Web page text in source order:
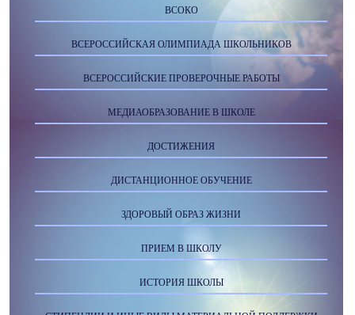
ВСОКО
ВСЕРОССИЙСКАЯ ОЛИМПИАДА ШКОЛЬНИКОВ
ВСЕРОССИЙСКИЕ ПРОВЕРОЧНЫЕ РАБОТЫ
МЕДИАОБРАЗОВАНИЕ В ШКОЛЕ
ДОСТИЖЕНИЯ
ДИСТАНЦИОННОЕ ОБУЧЕНИЕ
ЗДОРОВЫЙ ОБРАЗ ЖИЗНИ
ПРИЕМ В ШКОЛУ
ИСТОРИЯ ШКОЛЫ